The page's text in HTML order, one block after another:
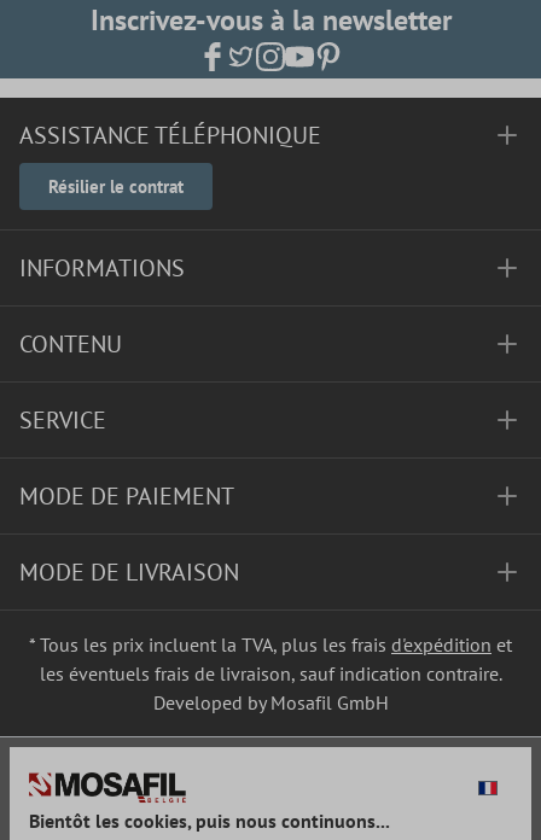
Inscrivez-vous à la newsletter
ASSISTANCE TÉLÉPHONIQUE
Résilier le contrat
INFORMATIONS
CONTENU
SERVICE
MODE DE PAIEMENT
MODE DE LIVRAISON
* Tous les prix incluent la TVA, plus les frais d'expédition et
les éventuels frais de livraison, sauf indication contraire.
Developed by Mosafil GmbH
Bientôt les cookies, puis nous continuons...